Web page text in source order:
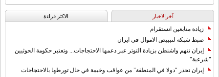
آخرالاخبار الاکثر قراءة
زيادة متابعين انستقرام
ضبط شبكة لتبييض الاموال في ايران
إيران تتهم واشنطن بزيادة التوتر عبر دعمها الاحتجاجات... وتعتبر حكومة الحوثيين
"شرعية"
إيران تحذر "دولا في المنطقة" من عواقب وخيمة في حال تورطها بالاحتجاجات